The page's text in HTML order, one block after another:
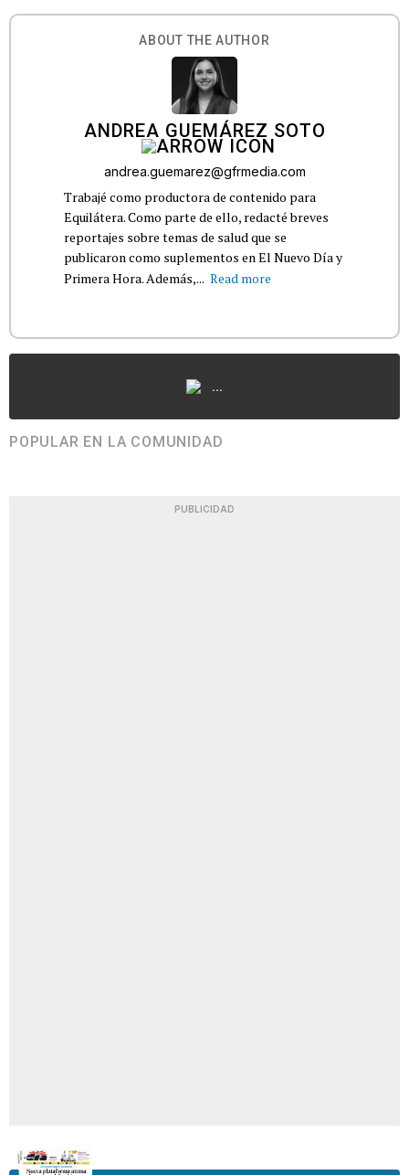
ABOUT THE AUTHOR
ANDREA GUEMÁREZ SOTO
andrea.guemarez@gfrmedia.com
Trabajé como productora de contenido para
Equilátera. Como parte de ello, redacté breves
reportajes sobre temas de salud que se
publicaron como suplementos en El Nuevo Día y
Primera Hora. Además,... Read more
...
POPULAR EN LA COMUNIDAD
PUBLICIDAD